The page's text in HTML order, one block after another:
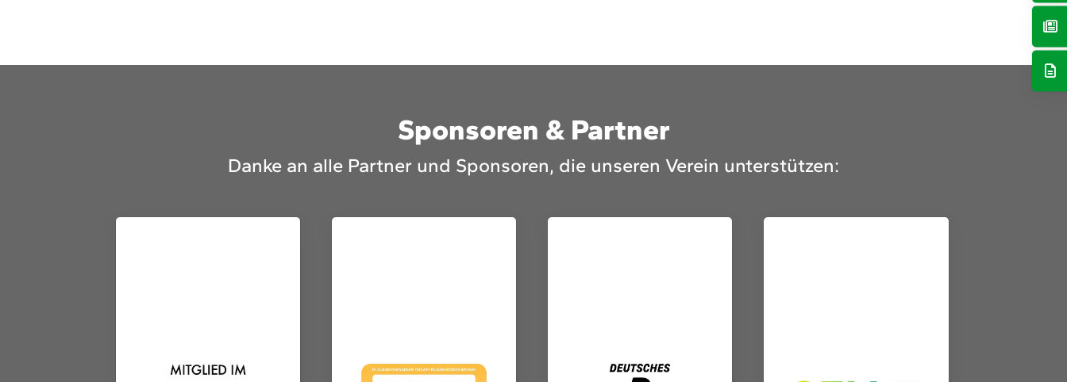
Sponsoren & Partner
Danke an alle Partner und Sponsoren, die unseren Verein unterstützen: